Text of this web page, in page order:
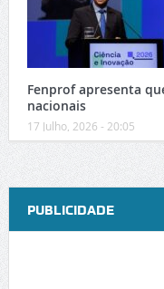
Fenprof apresenta
nacionais
17 Julho, 2026 - 20:05
PUBLICIDADE